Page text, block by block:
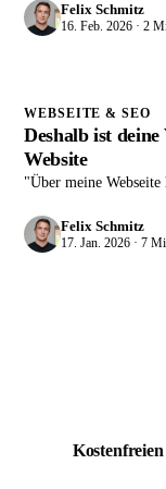
Felix Schmitz
16. Feb. 2026 · 2
WEBSEITE & SEO
Deshalb ist
Website
"Über meine
Felix Schmitz
17. Jan. 2026 · 7